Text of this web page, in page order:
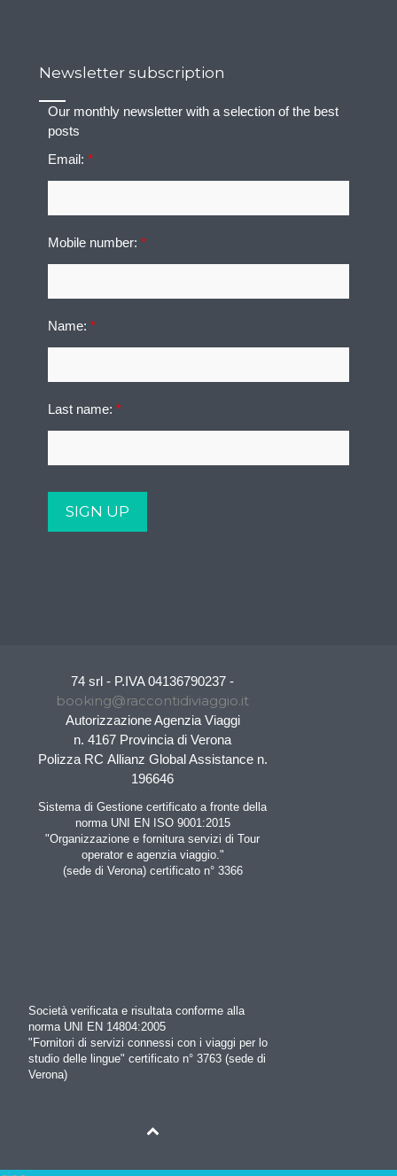
Newsletter subscription
Our monthly newsletter with a selection of the best
posts
Email:*
Mobile number:*
Name:*
Last name:*
74 srl - P.IVA 04136790237 -
booking@raccontidiviaggio.it
Autorizzazione Agenzia Viaggi
n. 4167 Provincia di Verona
Polizza RC Allianz Global Assistance n.
196646
Sistema di Gestione certificato a fronte della
norma UNI EN ISO 9001:2015
"Organizzazione e fornitura servizi di Tour
operator e agenzia viaggio."
(sede di Verona) certificato n° 3366
Società verificata e risultata conforme alla
norma UNI EN 14804:2005
"Fornitori di servizi connessi con i viaggi per lo
studio delle lingue" certificato n° 3763 (sede di
Verona)